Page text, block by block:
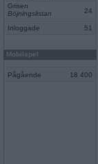
Grisen
Böjningslistan
24
Inloggade 51
Mobilspel
Pågående 18 400